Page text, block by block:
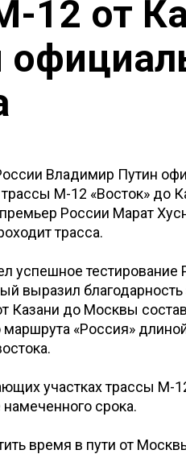
12 от
Владимир Путин
М-12 «Восток» до
России Марат
трасса.
успешное тестирование
выразил благодарность
Казани до Москвы
маршрута «Россия»
участках трассы М-
срока.
время в пути от